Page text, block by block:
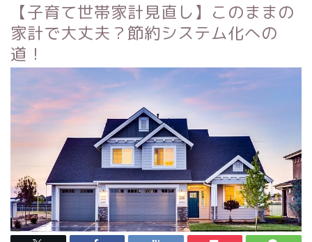
【子育て世帯家計見直し】このままの
家計で大丈夫？節約システム化への
道！